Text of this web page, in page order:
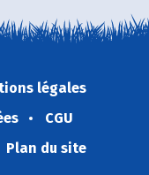
légales
CGU
Plan du site